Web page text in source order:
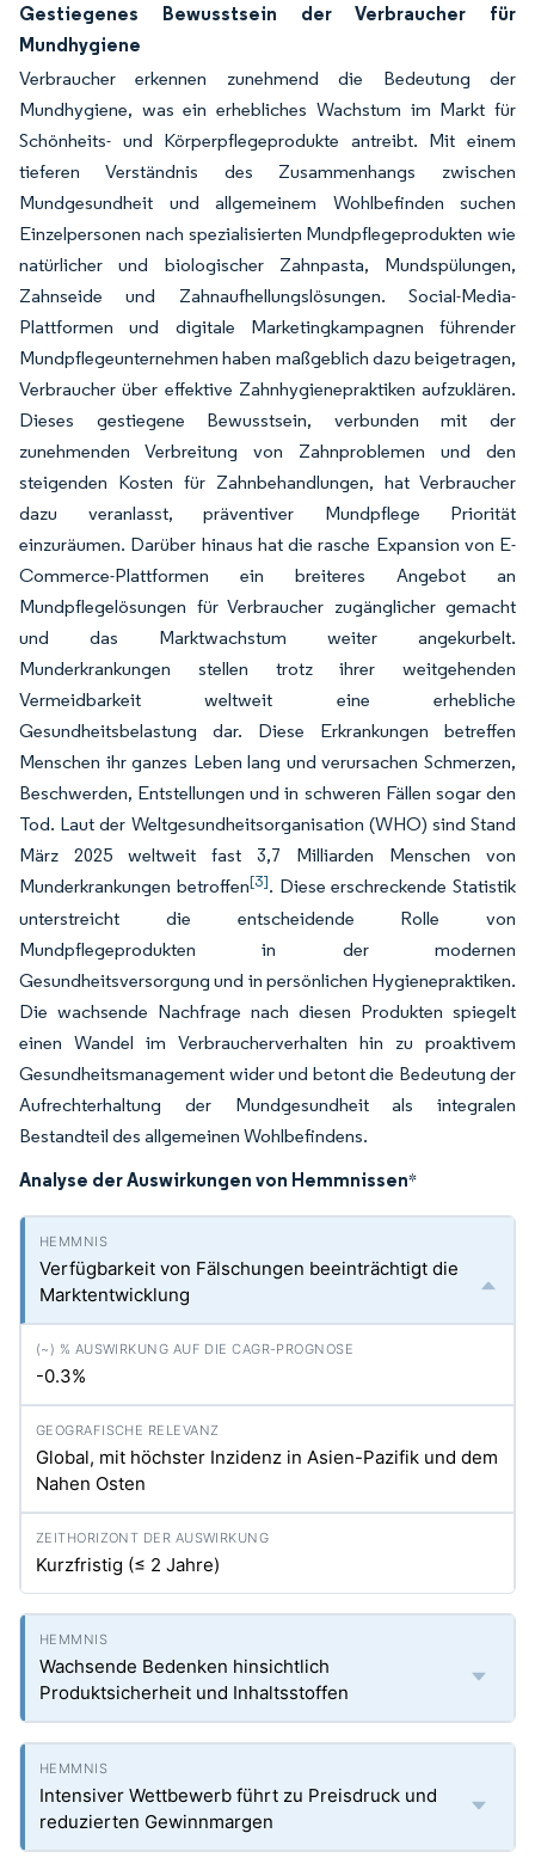
Gestiegenes Bewusstsein der Verbraucher für
Mundhygiene
Verbraucher erkennen zunehmend die Bedeutung der
Mundhygiene, was ein erhebliches Wachstum im Markt für
Schönheits- und Körperpflegeprodukte antreibt. Mit einem
tieferen Verständnis des Zusammenhangs zwischen
Mundgesundheit und allgemeinem Wohlbefinden suchen
Einzelpersonen nach spezialisierten Mundpflegeprodukten wie
natürlicher und biologischer Zahnpasta, Mundspülungen,
Zahnseide und Zahnaufhellungslösungen. Social-Media-
Plattformen und digitale Marketingkampagnen führender
Mundpflegeunternehmen haben maßgeblich dazu beigetragen,
Verbraucher über effektive Zahnhygienepraktiken aufzuklären.
Dieses gestiegene Bewusstsein, verbunden mit der
zunehmenden Verbreitung von Zahnproblemen und den
steigenden Kosten für Zahnbehandlungen, hat Verbraucher
dazu veranlasst, präventiver Mundpflege Priorität
einzuräumen. Darüber hinaus hat die rasche Expansion von E-
Commerce-Plattformen ein breiteres Angebot an
Mundpflegelösungen für Verbraucher zugänglicher gemacht
und das Marktwachstum weiter angekurbelt.
Munderkrankungen stellen trotz ihrer weitgehenden
Vermeidbarkeit weltweit eine erhebliche
Gesundheitsbelastung dar. Diese Erkrankungen betreffen
Menschen ihr ganzes Leben lang und verursachen Schmerzen,
Beschwerden, Entstellungen und in schweren Fällen sogar den
Tod. Laut der Weltgesundheitsorganisation (WHO) sind Stand
März 2025 weltweit fast 3,7 Milliarden Menschen von
Munderkrankungen betroffen[3]. Diese erschreckende Statistik
unterstreicht die entscheidende Rolle von
Mundpflegeprodukten in der modernen
Gesundheitsversorgung und in persönlichen Hygienepraktiken.
Die wachsende Nachfrage nach diesen Produkten spiegelt
einen Wandel im Verbraucherverhalten hin zu proaktivem
Gesundheitsmanagement wider und betont die Bedeutung der
Aufrechterhaltung der Mundgesundheit als integralen
Bestandteil des allgemeinen Wohlbefindens.
Analyse der Auswirkungen von Hemmnissen*
Verfügbarkeit von Fälschungen beeinträchtigt die
Marktentwicklung
-0.3%
Global, mit höchster Inzidenz in Asien-Pazifik und dem
Nahen Osten
Kurzfristig (≤ 2 Jahre)
Wachsende Bedenken hinsichtlich
Produktsicherheit und Inhaltsstoffen
Intensiver Wettbewerb führt zu Preisdruck und
reduzierten Gewinnmargen